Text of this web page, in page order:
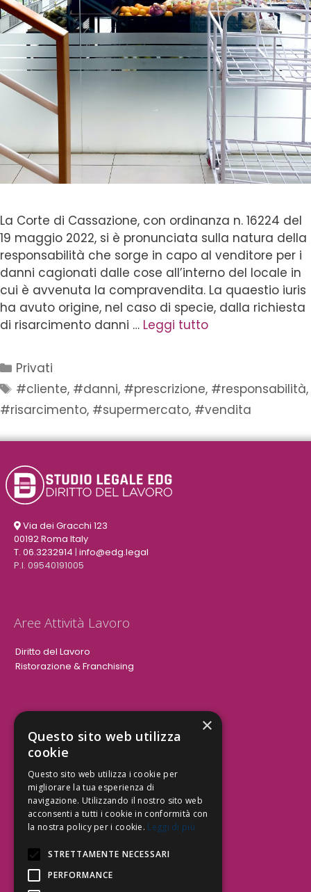
La Corte di Cassazione, con ordinanza n. 16224 del
19 maggio 2022, si è pronunciata sulla natura della
responsabilità che sorge in capo al venditore per i
danni cagionati dalle cose all’interno del locale in
cui è avvenuta la compravendita. La quaestio iuris
ha avuto origine, nel caso di specie, dalla richiesta
di risarcimento danni … Leggi tutto
Privati
#cliente, #danni, #prescrizione, #responsabilità,
#risarcimento, #supermercato, #vendita
Via dei Gracchi 123
00192 Roma Italy
T. 06.3232914 | info@edg.legal
P.I. 09540191005
Aree Attività Lavoro
Diritto del Lavoro
Ristorazione & Franchising
Aree Attività Civile
Tutele del Credito
Responsabilità Civile
Contrattualistica
×
Questo sito web utilizza
cookie
Questo sito web utilizza i cookie per
migliorare la tua esperienza di
navigazione. Utilizzando il nostro sito web
acconsenti a tutti i cookie in conformità con
la nostra policy per i cookie. Leggi di più
STRETTAMENTE NECESSARI
PERFORMANCE